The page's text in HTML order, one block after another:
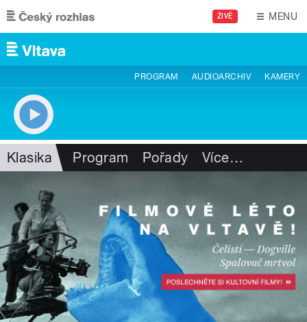
Přejít k hlavnímu obsahu
ŽIVĚ MENU
PROGRAM AUDIOARCHIV KAMERY
Klasika Program Pořady Více…